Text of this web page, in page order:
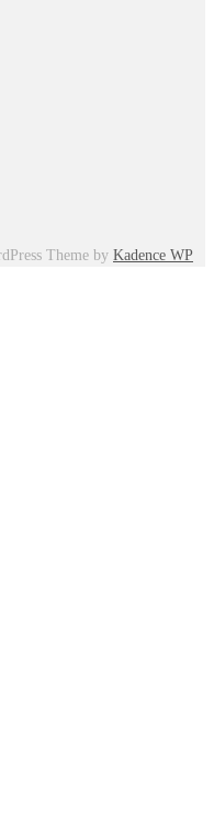
Theme by Kadence WP